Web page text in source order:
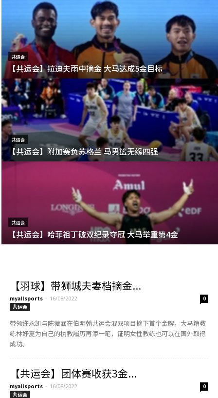
共运会
【共运会】拉迪夫雨中摘金 大马达成5金目标
共运会
【共运会】附加赛负苏格兰 马男篮无缘四强
共运会
【共运会】哈菲祖丁破双纪录夺冠 大马举重第4金
【羽球】带狮城夫妻档摘金...
myallsports - 16/08/2022
0
共运会
带领许永凯与陈薇涵在伯明翰共运会混双项目摘下首个金牌，大马籍教
练林妤夏为自己的执教履历再添一笔，证明女性教练也可以在国外取得
成功。
【共运会】团体赛收获3金...
myallsports - 16/08/2022
0
共运会